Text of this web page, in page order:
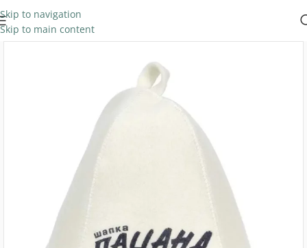
Skip to navigation
Skip to main content